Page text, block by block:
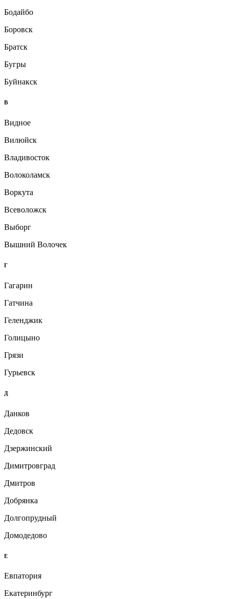
Бодайбо
Боровск
Братск
Бугры
Буйнакск
В
Видное
Вилюйск
Владивосток
Волоколамск
Воркута
Всеволожск
Выборг
Вышний Волочек
Г
Гагарин
Гатчина
Геленджик
Голицыно
Грязи
Гурьевск
Д
Данков
Дедовск
Дзержинский
Димитровград
Дмитров
Добрянка
Долгопрудный
Домодедово
Е
Евпатория
Екатеринбург